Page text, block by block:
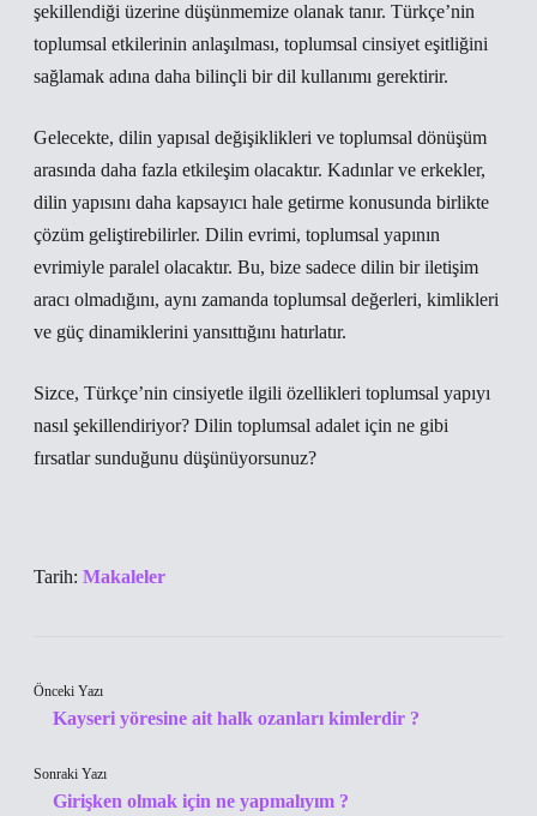
şekillendiği üzerine düşünmemize olanak tanır. Türkçe’nin
toplumsal etkilerinin anlaşılması, toplumsal cinsiyet eşitliğini
sağlamak adına daha bilinçli bir dil kullanımı gerektirir.
Gelecekte, dilin yapısal değişiklikleri ve toplumsal dönüşüm
arasında daha fazla etkileşim olacaktır. Kadınlar ve erkekler,
dilin yapısını daha kapsayıcı hale getirme konusunda birlikte
çözüm geliştirebilirler. Dilin evrimi, toplumsal yapının
evrimiyle paralel olacaktır. Bu, bize sadece dilin bir iletişim
aracı olmadığını, aynı zamanda toplumsal değerleri, kimlikleri
ve güç dinamiklerini yansıttığını hatırlatır.
Sizce, Türkçe’nin cinsiyetle ilgili özellikleri toplumsal yapıyı
nasıl şekillendiriyor? Dilin toplumsal adalet için ne gibi
fırsatlar sunduğunu düşünüyorsunuz?
Tarih: Makaleler
Önceki Yazı
Kayseri yöresine ait halk ozanları kimlerdir ?
Sonraki Yazı
Girişken olmak için ne yapmalıyım ?